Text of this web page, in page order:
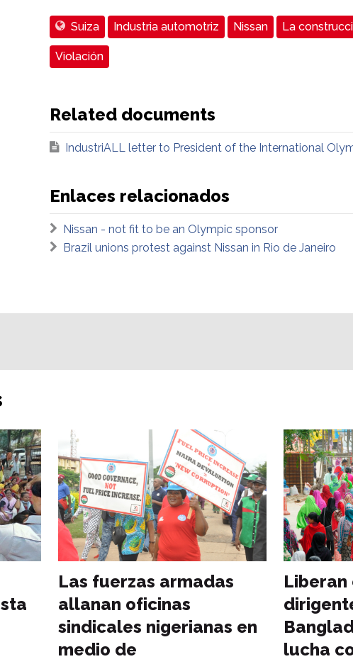
Suiza Industria automotriz Nissan La
Violación
Related documents
IndustriALL letter to President of the International
Enlaces relacionados
Nissan - not fit to be an Olympic sponsor
Brazil unions protest against Nissan in Rio de Janeiro
Las fuerzas armadas
allanan oficinas
sindicales nigerianas en
medio de
Liberan
lucha